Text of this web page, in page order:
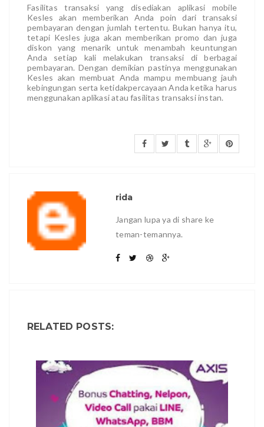
Fasilitas transaksi yang disediakan aplikasi mobile
Kesles akan memberikan Anda poin dari transaksi
pembayaran dengan jumlah tertentu. Bukan hanya itu,
tetapi Kesles juga akan memberikan promo dan juga
diskon yang menarik untuk menambah keuntungan
Anda setiap kali melakukan transaksi di berbagai
pembayaran. Dengan demikian pastinya menggunakan
Kesles akan membuat Anda mampu membuang jauh
kebingungan serta ketidakpercayaan Anda ketika harus
menggunakan aplikasi atau fasilitas transaksi instan.
rida
Jangan lupa ya di share ke
teman-temannya.
RELATED POSTS: